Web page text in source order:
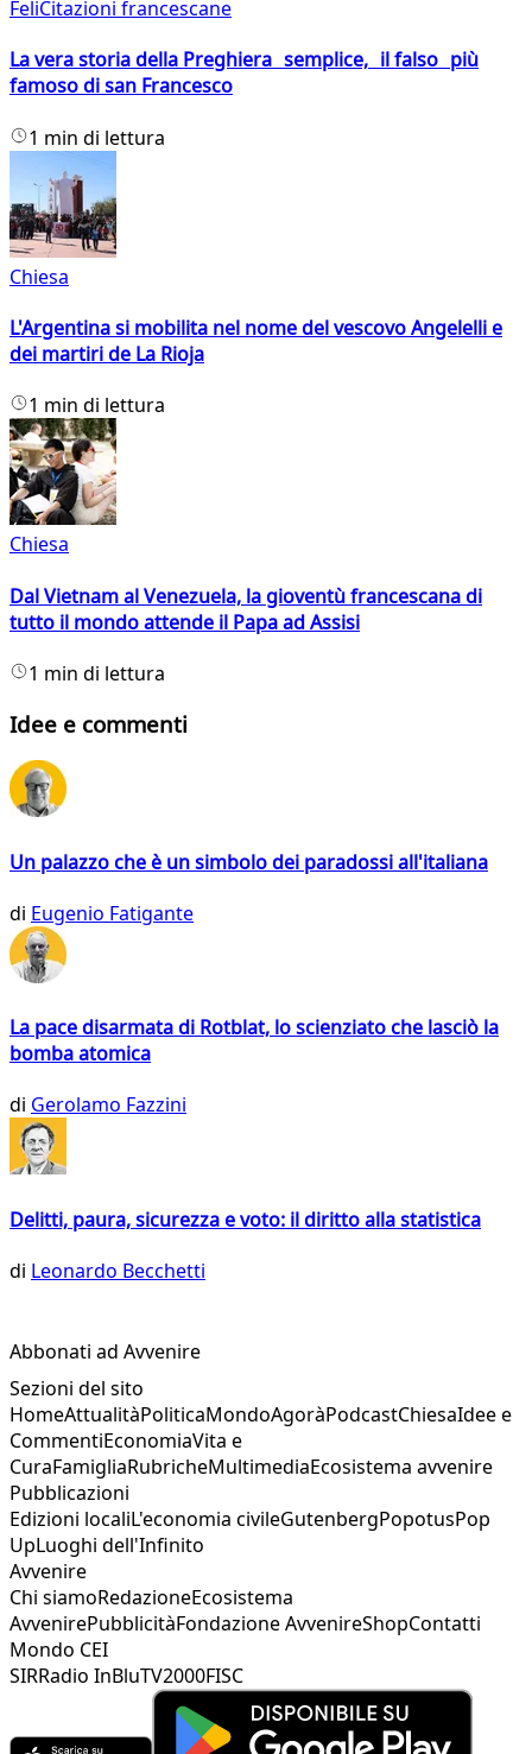
FeliCitazioni francescane
La vera storia della Preghiera semplice, il falso più
famoso di san Francesco
1 min di lettura
Chiesa
L'Argentina si mobilita nel nome del vescovo Angelelli e
dei martiri de La Rioja
1 min di lettura
Chiesa
Dal Vietnam al Venezuela, la gioventù francescana di
tutto il mondo attende il Papa ad Assisi
1 min di lettura
Idee e commenti
Un palazzo che è un simbolo dei paradossi all'italiana
di Eugenio Fatigante
La pace disarmata di Rotblat, lo scienziato che lasciò la
bomba atomica
di Gerolamo Fazzini
Delitti, paura, sicurezza e voto: il diritto alla statistica
di Leonardo Becchetti
Abbonati ad Avvenire
Sezioni del sito
HomeAttualitàPoliticaMondoAgoràPodcastChiesaIdee e
CommentiEconomiaVita e
CuraFamigliaRubricheMultimediaEcosistema avvenire
Pubblicazioni
Edizioni localiL'economia civileGutenbergPopotusPop
UpLuoghi dell'Infinito
Avvenire
Chi siamoRedazioneEcosistema
AvvenirePubblicitàFondazione AvvenireShopContatti
Mondo CEI
SIRRadio InBluTV2000FISC